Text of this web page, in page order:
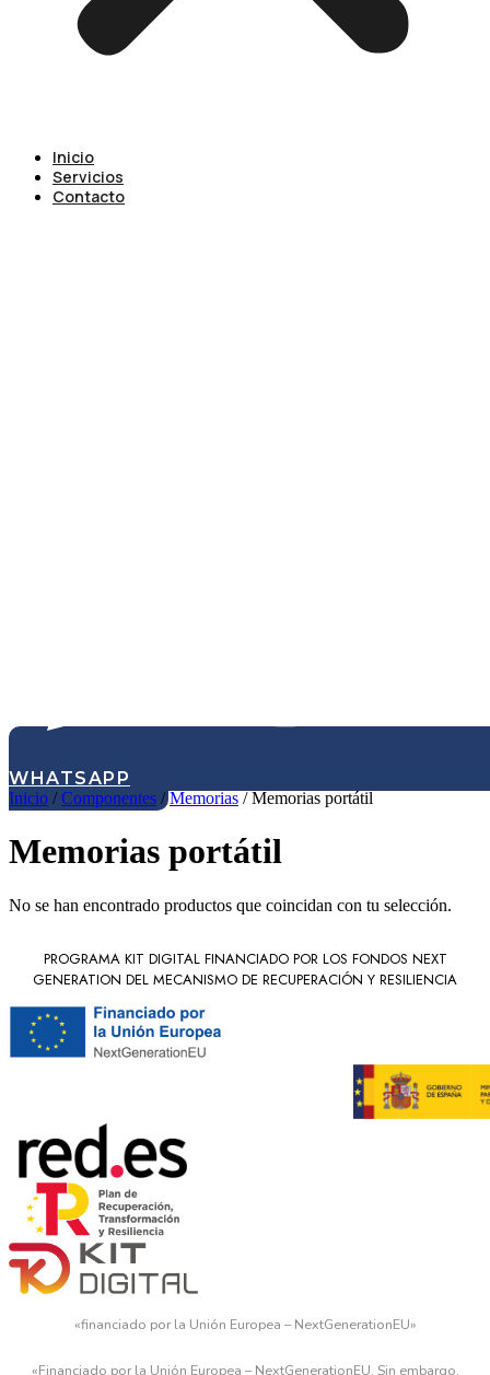
Inicio
Servicios
Contacto
WHATSAPP
Inicio /Componentes /Memorias / Memorias portátil
Memorias portátil
No se han encontrado productos que coincidan con tu selección.
PROGRAMA KIT DIGITAL FINANCIADO POR LOS FONDOS NEXT
GENERATION DEL MECANISMO DE RECUPERACIÓN Y RESILIENCIA
«financiado por la Unión Europea – NextGenerationEU»
«Financiado por la Unión Europea – NextGenerationEU. Sin embargo,